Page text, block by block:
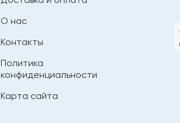
О нас
Контакты
Политика
конфиденциальности
Карта сайта